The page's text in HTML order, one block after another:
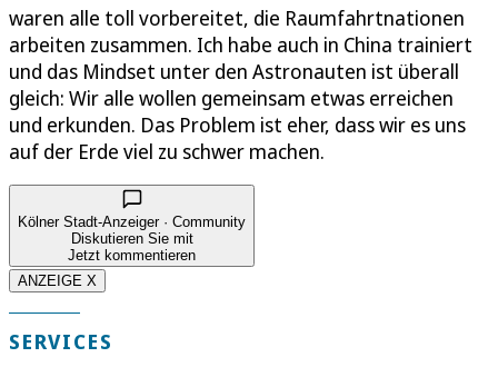
waren alle toll vorbereitet, die Raumfahrtnationen
arbeiten zusammen. Ich habe auch in China trainiert
und das Mindset unter den Astronauten ist überall
gleich: Wir alle wollen gemeinsam etwas erreichen
und erkunden. Das Problem ist eher, dass wir es uns
auf der Erde viel zu schwer machen.
Kölner Stadt-Anzeiger · Community
Diskutieren Sie mit
Jetzt kommentieren
ANZEIGE X
SERVICES